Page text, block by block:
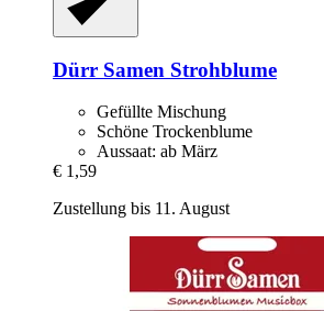
Dürr Samen Strohblume
Gefüllte Mischung
Schöne Trockenblume
Aussaat: ab März
€ 1,59
Zustellung bis 11. August